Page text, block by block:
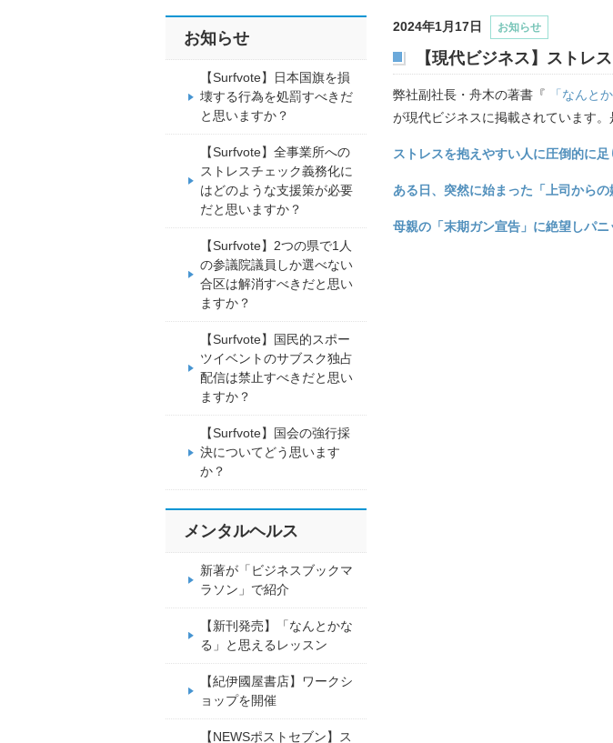
2024年1月17日 お知らせ
【現代ビジネス】ストレ
弊社副社長・舟木の著書『 「なんと
が現代ビジネスに掲載されています。
ストレスを抱えやすい人に圧倒的に
ある日、突然に始まった「上司から
母親の「末期ガン宣告」に絶望しパ
お知らせ
【Surfvote】日本国旗を損
壊する行為を処罰すべきだ
と思いますか？
【Surfvote】全事業所への
ストレスチェック義務化に
はどのような支援策が必要
だと思いますか？
【Surfvote】2つの県で1人
の参議院議員しか選べない
合区は解消すべきだと思い
ますか？
【Surfvote】国民的スポー
ツイベントのサブスク独占
配信は禁止すべきだと思い
ますか？
【Surfvote】国会の強行採
決についてどう思います
か？
メンタルヘルス
新著が「ビジネスブックマ
ラソン」で紹介
【新刊発売】「なんとかな
る」と思えるレッスン
【紀伊國屋書店】ワークシ
ョップを開催
【NEWSポストセブン】ス